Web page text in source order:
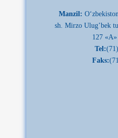
Manzil:
sh. Mirzo Ulug’bek
127
Tel:
Faks: